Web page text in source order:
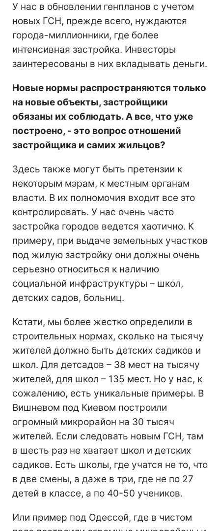
У нас в обновлении генпланов с учетом
новых ГСН, прежде всего, нуждаются
города-миллионники, где более
интенсивная застройка. Инвесторы
заинтересованы в них вкладывать деньги.
Новые нормы распространяются только
на новые объекты, застройщики
обязаны их соблюдать. А все, что уже
построено, - это вопрос отношений
застройщика и самих жильцов?
Здесь также могут быть претензии к
некоторым мэрам, к местным органам
власти. В их полномочия входит все это
контролировать. У нас очень часто
застройка городов ведется хаотично. К
примеру, при выдаче земельных участков
под жилую застройку они должны очень
серьезно относиться к наличию
социальной инфраструктуры – школ,
детских садов, больниц.
Кстати, мы более жестко определили в
строительных нормах, сколько на тысячу
жителей должно быть детских садиков и
школ. Для детсадов – 38 мест на тысячу
жителей, для школ – 135 мест. Но у нас, к
сожалению, есть уникальные примеры. В
Вишневом под Киевом построили
огромный микрорайон на 30 тысяч
жителей. Если следовать новым ГСН, там
в шесть раз не хватает школ и детских
садиков. Есть школы, где учатся не то, что
в две смены, а даже в три, где не по 27
детей в классе, а по 40-50 учеников.
Или пример под Одессой, где в чистом